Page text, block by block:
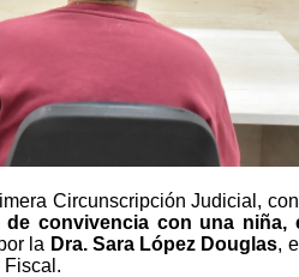
Circunscripción Judicial,
convivencia con una
la Dra. Sara López Douglas,
Fiscal.